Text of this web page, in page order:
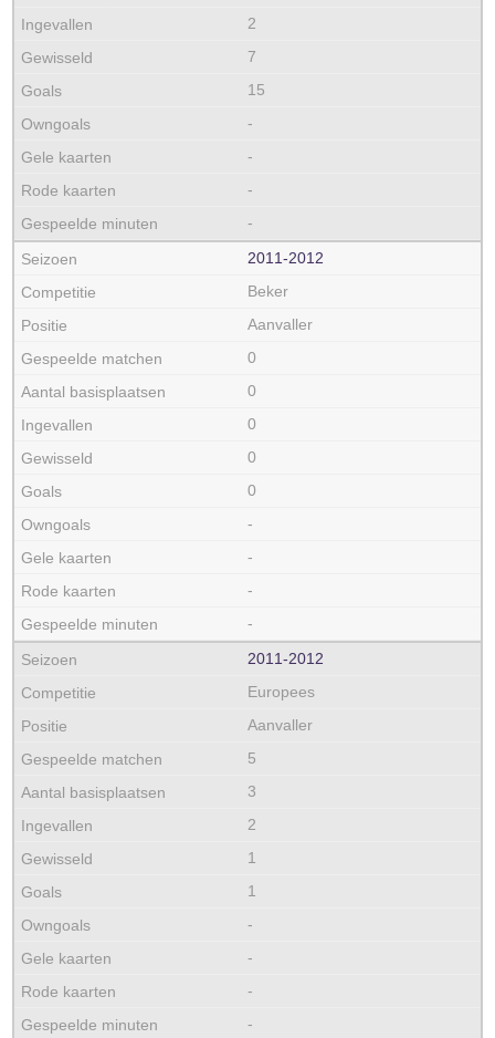
2
7
15
-
-
-
-
2011‑2012
Beker
Aanvaller
0
0
0
0
0
-
-
-
-
2011‑2012
Europees
Aanvaller
5
3
2
1
1
-
-
-
-